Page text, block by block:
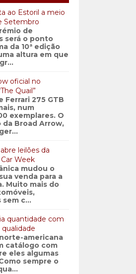
ao Estoril a meio
Setembro
de
será o ponto
da 10ª edição
altura em que
oficial no
Quail”
Ferrari 275 GTB
num
exemplares. O
Broad Arrow,
leilões da
Week
mudou o
venda para a
Muito mais do
sem c...
quantidade com
americana
catálogo com
eles algumas
sempre o